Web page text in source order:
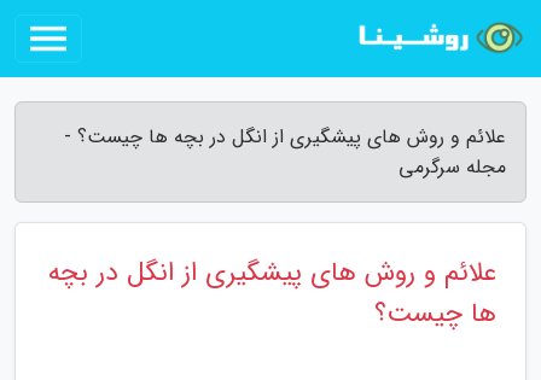
علائم و روش های پیشگیری از انگل در بچه ها چیست؟ -
مجله سرگرمی
علائم و روش های پیشگیری از انگل در بچه
ها چیست؟